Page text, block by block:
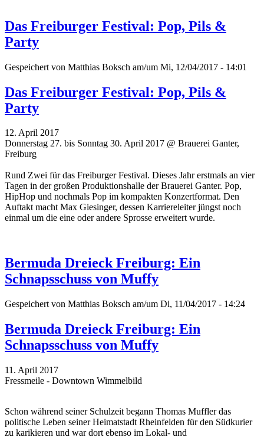
Das Freiburger Festival: Pop, Pils &
Party
Gespeichert von Matthias Boksch am/um Mi, 12/04/2017 - 14:01
Das Freiburger Festival: Pop, Pils &
Party
12. April 2017
Donnerstag 27. bis Sonntag 30. April 2017 @ Brauerei Ganter,
Freiburg
Rund Zwei für das Freiburger Festival. Dieses Jahr erstmals an vier
Tagen in der großen Produktionshalle der Brauerei Ganter. Pop,
HipHop und nochmals Pop im kompakten Konzertformat. Den
Auftakt macht Max Giesinger, dessen Karriereleiter jüngst noch
einmal um die eine oder andere Sprosse erweitert wurde.
Bermuda Dreieck Freiburg: Ein
Schnapsschuss von Muffy
Gespeichert von Matthias Boksch am/um Di, 11/04/2017 - 14:24
Bermuda Dreieck Freiburg: Ein
Schnapsschuss von Muffy
11. April 2017
Fressmeile - Downtown Wimmelbild
Schon während seiner Schulzeit begann Thomas Muffler das
politische Leben seiner Heimatstadt Rheinfelden für den Südkurier
zu karikieren und war dort ebenso im Lokal- und